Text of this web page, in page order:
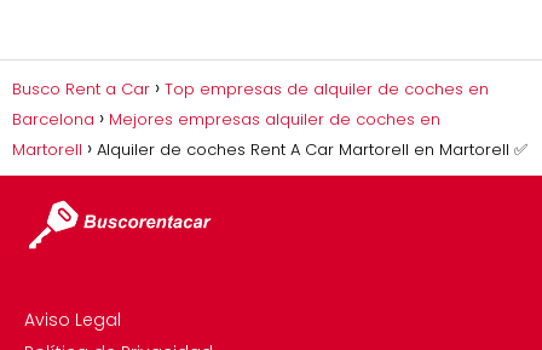
Busco Rent a Car
Top empresas de alquiler de coches en
Barcelona
Mejores empresas alquiler de coches en
Martorell
Alquiler de coches Rent A Car Martorell en Martorell ✅
Aviso Legal